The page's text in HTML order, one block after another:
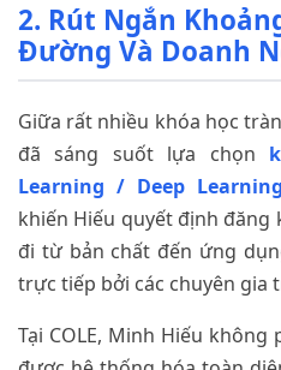
2. Rút Ngắn
Đường Và Doanh
Giữa rất nhiều khóa học
đã sáng suốt lựa chọn
Learning / Deep Learning
khiến Hiếu quyết định
đi từ bản chất đến ứng
trực tiếp bởi các chuyên gia
Tại COLE, Minh Hiếu